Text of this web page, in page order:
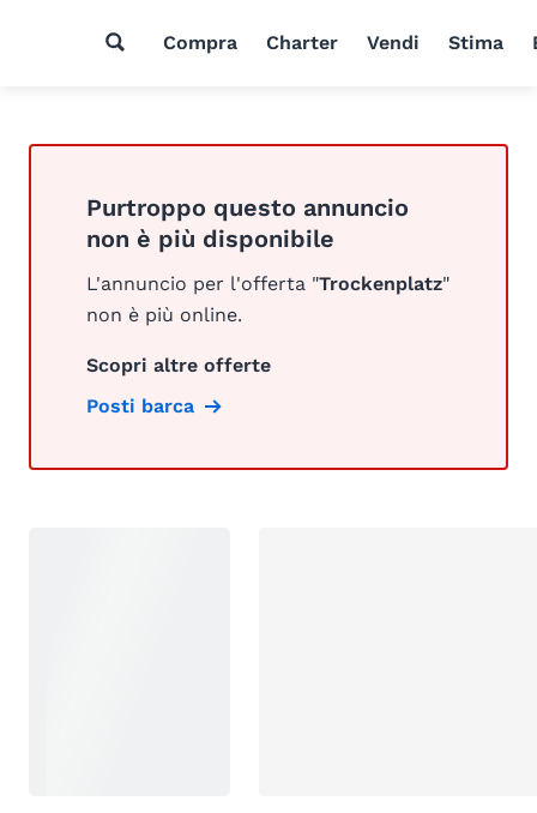
Compra Charter Vendi Stima
Purtroppo questo annuncio
non è più disponibile
L'annuncio per l'offerta "Trockenplatz"
non è più online.
Scopri altre offerte
Posti barca